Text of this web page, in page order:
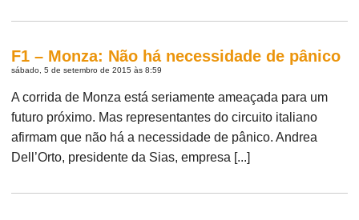
F1 – Monza: Não há necessidade de pânico
sábado, 5 de setembro de 2015 às 8:59
A corrida de Monza está seriamente ameaçada para um
futuro próximo. Mas representantes do circuito italiano
afirmam que não há a necessidade de pânico. Andrea
Dell’Orto, presidente da Sias, empresa [...]